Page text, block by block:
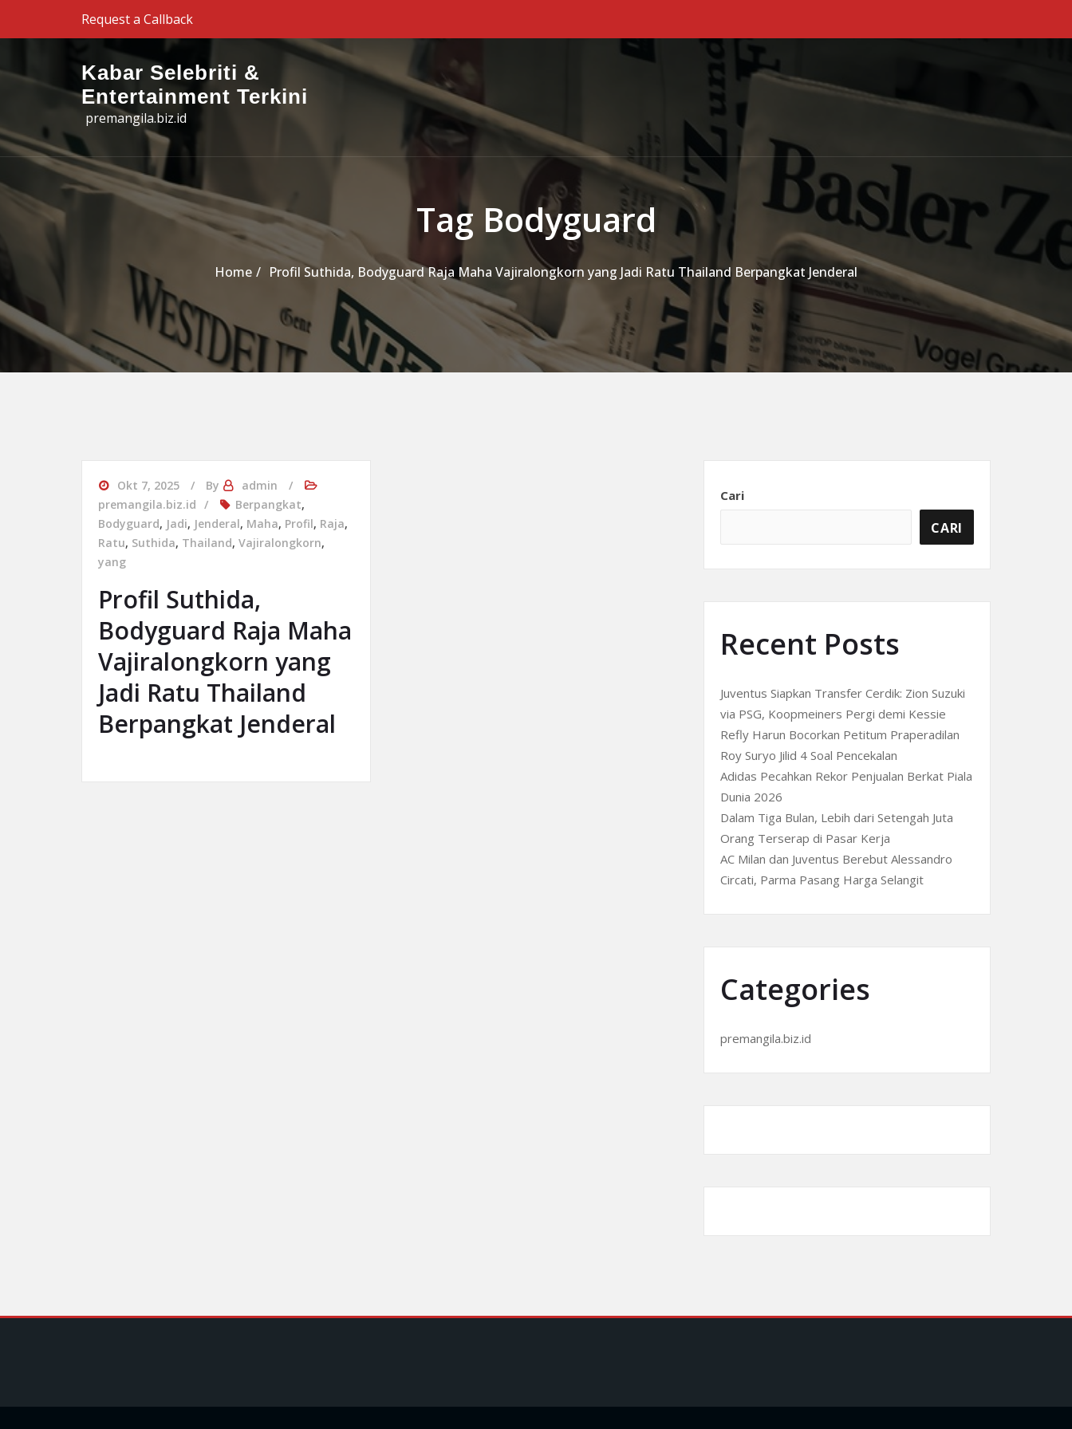
Skip to the contentRequest a Callback
Kabar Selebriti &
Entertainment Terkini
premangila.biz.id
Tag Bodyguard
Home Profil Suthida, Bodyguard Raja Maha Vajiralongkorn yang Jadi Ratu Thailand Berpangkat Jenderal
Okt 7, 2025 By
admin
premangila.biz.id
Berpangkat,
Bodyguard, Jadi, Jenderal, Maha, Profil, Raja,
Ratu, Suthida, Thailand, Vajiralongkorn,
yang
Profil Suthida,
Bodyguard Raja Maha
Vajiralongkorn yang
Jadi Ratu Thailand
Berpangkat Jenderal
Cari
CARI
Recent Posts
Juventus Siapkan Transfer Cerdik: Zion Suzuki
via PSG, Koopmeiners Pergi demi Kessie
Refly Harun Bocorkan Petitum Praperadilan
Roy Suryo Jilid 4 Soal Pencekalan
Adidas Pecahkan Rekor Penjualan Berkat Piala
Dunia 2026
Dalam Tiga Bulan, Lebih dari Setengah Juta
Orang Terserap di Pasar Kerja
AC Milan dan Juventus Berebut Alessandro
Circati, Parma Pasang Harga Selangit
Categories
premangila.biz.id